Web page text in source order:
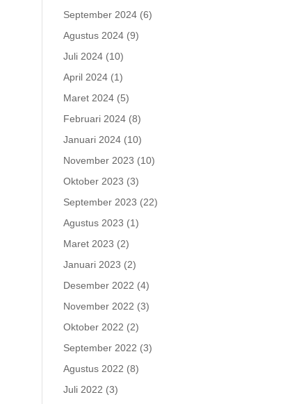
September 2024 (6)
Agustus 2024 (9)
Juli 2024 (10)
April 2024 (1)
Maret 2024 (5)
Februari 2024 (8)
Januari 2024 (10)
November 2023 (10)
Oktober 2023 (3)
September 2023 (22)
Agustus 2023 (1)
Maret 2023 (2)
Januari 2023 (2)
Desember 2022 (4)
November 2022 (3)
Oktober 2022 (2)
September 2022 (3)
Agustus 2022 (8)
Juli 2022 (3)